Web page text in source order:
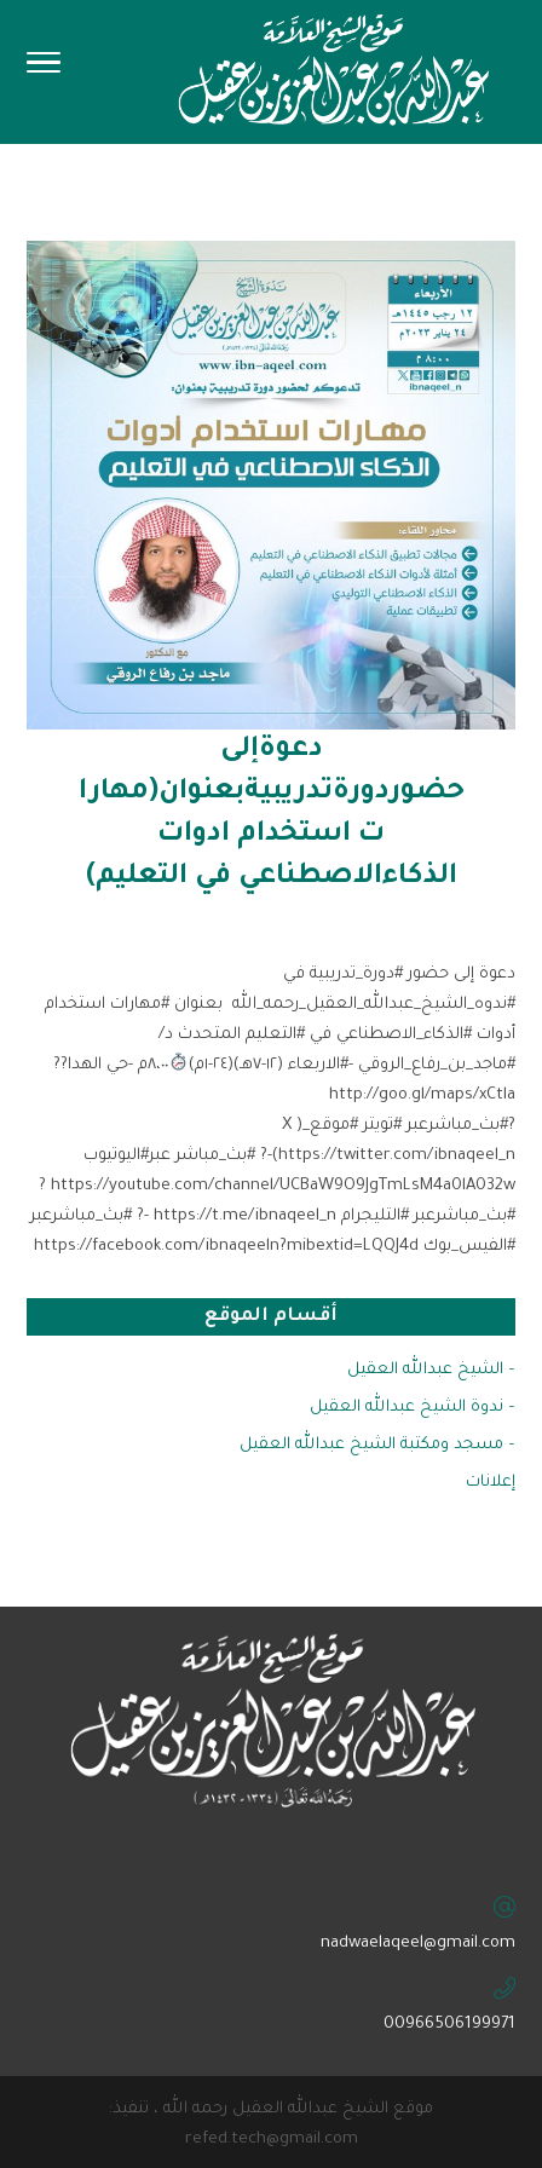
دعوةإلى
حضوردورةتدريبيةبعنوان(مهارا
ت استخدام ادوات
الذكاءالاصطناعي في التعليم)
دعوة إلى حضور #دورة_تدريبية في
⁧#ندوه_الشيخ_عبدالله_العقيل_رحمه_الله ⁩ بعنوان #مهارات استخدام
أدوات #الذكاء_الاصطناعي في #التعليم المتحدث د/
#ماجد_بن_رفاع_الروقي -⁧#الاربعاء⁩ (١٢-٧هـ)(٢٤-١م)
٨،٠٠م -حي الهدا⁩??
?#بث_مباشرعبر #تويتر #موقع_X )
https://twitter.com/ibnaqeel_n)-? #بث_مباشر عبر#اليوتيوب
https://youtube.com/channel/UCBaW9O9JgTmLsM4a0lA032w ?
#بث_مباشرعبر #التليجرام https://t.me/ibnaqeel_n -? #بث_مباشرعبر
#الفيس_بوك https://facebook.com/ibnaqeeln?mibextid=LQQJ4d ⁩
أقسام الموقع
– الشيخ عبدالله العقيل
– ندوة الشيخ عبدالله العقيل
– مسجد ومكتبة الشيخ عبدالله العقيل
إعلانات
‏nadwaelaqeel@gmail.com
00966506199971
موقع الشيخ عبدالله العقيل رحمه الله ، تنفيذ:
refed.tech@gmail.com